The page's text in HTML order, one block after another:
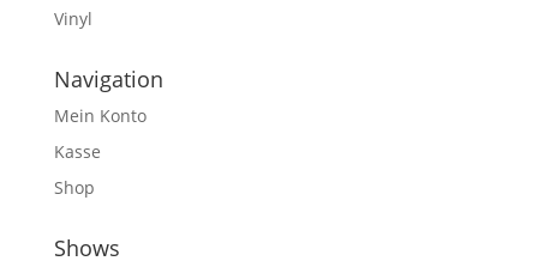
Vinyl
Navigation
Mein Konto
Kasse
Shop
Shows